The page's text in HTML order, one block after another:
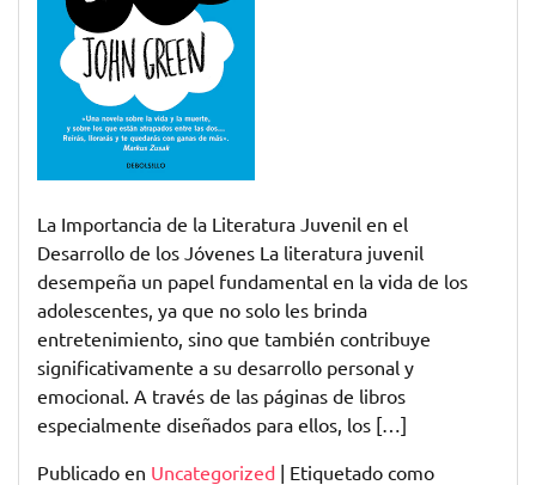
Juvenil:
Inspiración
para
Jóvenes
Lectores
La Importancia de la Literatura Juvenil en el
Desarrollo de los Jóvenes La literatura juvenil
desempeña un papel fundamental en la vida de los
adolescentes, ya que no solo les brinda
entretenimiento, sino que también contribuye
significativamente a su desarrollo personal y
emocional. A través de las páginas de libros
especialmente diseñados para ellos, los […]
Publicado en Uncategorized | Etiquetado como